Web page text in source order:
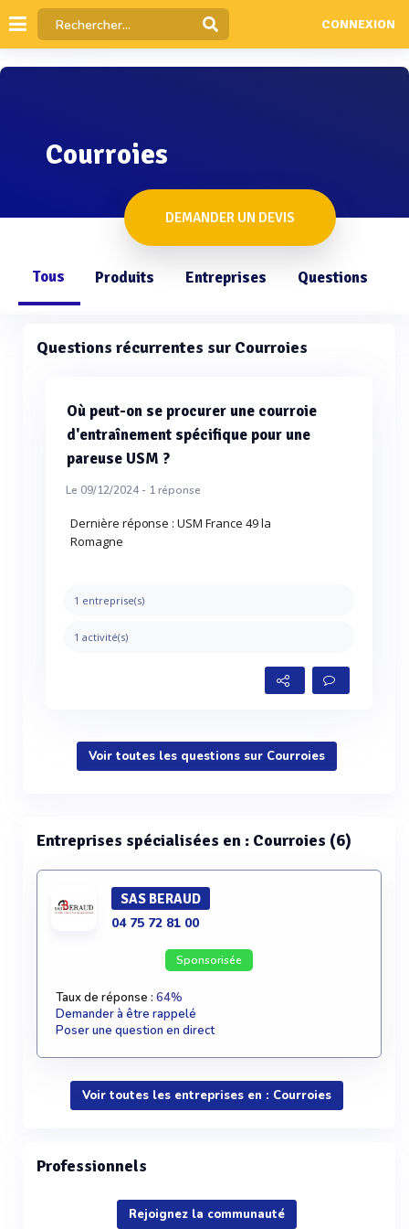
CONNEXION
Courroies
DEMANDER UN DEVIS
Tous Produits Entreprises Questions
Questions récurrentes sur Courroies
Où peut-on se procurer une courroie
d'entraînement spécifique pour une
pareuse USM ?
Le 09/12/2024 - 1réponse
Dernière réponse : USM France 49 la
Romagne
1 entreprise(s)
1 activité(s)
Voir toutes les questions sur Courroies
Entreprises spécialisées en : Courroies (6)
SAS BERAUD
04 75 72 81 00
Sponsorisée
Taux de réponse : 64%
Demander à être rappelé
Poser une question en direct
Voir toutes les entreprises en : Courroies
Professionnels
Rejoignez la communauté